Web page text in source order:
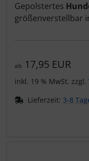
Gepolstertes
größenverstellbar
ab 17,95 EUR
inkl. 19 % MwSt. zzgl.
Lieferzeit: 3-8